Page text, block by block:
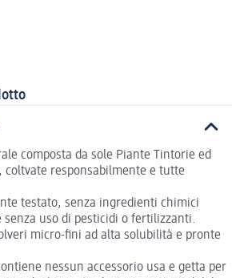
composta da sole Piante Tintorie ed
coltvate responsabilmente e tutte
testato, senza ingredienti chimici
uso di pesticidi o fertilizzanti.
micro-fini ad alta solubilità e pronte
nessun accessorio usa e getta per